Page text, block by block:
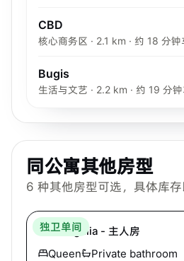
CBD
核心商务区 · 2.1 km · 约 18 分钟
Bugis
生活与文艺 · 2.2 km · 约 19 分
同公寓其他房型
6 种其他房型可选，具体库存
独卫单间
The Regalia - 主人房
Queen
Private bathroom